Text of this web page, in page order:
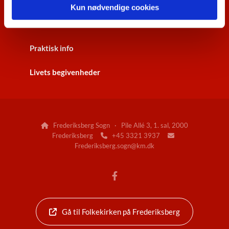
Kun nødvendige cookies
Praktisk info
Livets begivenheder

Frederiksberg Sogn · Pile Allé 3, 1. sal, 2000
Frederiksberg
+45 3321 3937 
Frederiksberg.sogn@km.dk
Gå til Folkekirken på Frederiksberg